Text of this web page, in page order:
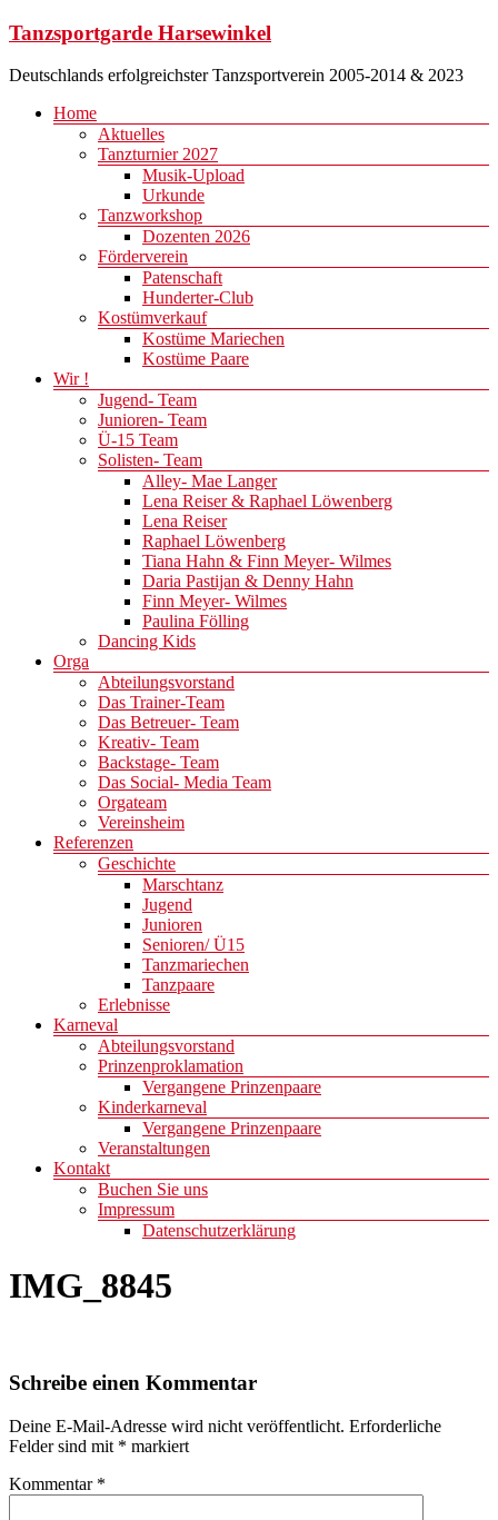
Zum
springen
Tanzsportgarde Harsewinkel
Deutschlands erfolgreichster Tanzsportverein 2005-2014 & 2023
Menü
Home
Aktuelles
Tanzturnier 2027
Musik-Upload
Urkunde
Tanzworkshop
Dozenten 2026
Förderverein
Patenschaft
Hunderter-Club
Kostümverkauf
Kostüme Mariechen
Kostüme Paare
Wir !
Jugend- Team
Junioren- Team
Ü-15 Team
Solisten- Team
Alley- Mae Langer
Lena Reiser & Raphael Löwenberg
Lena Reiser
Raphael Löwenberg
Tiana Hahn & Finn Meyer- Wilmes
Daria Pastijan & Denny Hahn
Finn Meyer- Wilmes
Paulina Fölling
Dancing Kids
Orga
Abteilungsvorstand
Das Trainer-Team
Das Betreuer- Team
Kreativ- Team
Backstage- Team
Das Social- Media Team
Orgateam
Vereinsheim
Referenzen
Geschichte
Marschtanz
Jugend
Junioren
Senioren/ Ü15
Tanzmariechen
Tanzpaare
Erlebnisse
Karneval
Abteilungsvorstand
Prinzenproklamation
Vergangene Prinzenpaare
Kinderkarneval
Vergangene Prinzenpaare
Veranstaltungen
Kontakt
Buchen Sie uns
Impressum
Datenschutzerklärung
IMG_8845
Schreibe einen Kommentar
Deine E-Mail-Adresse wird nicht veröffentlicht. Erforderliche
Felder sind mit * markiert
Kommentar *